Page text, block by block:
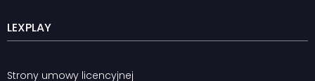
LEXPLAY
Strony umowy licencyjnej